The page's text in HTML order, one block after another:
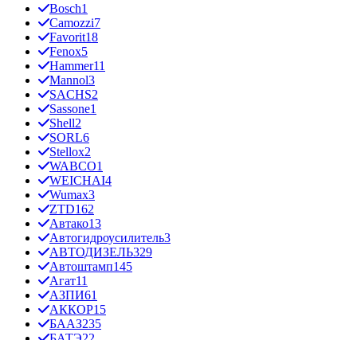
Bosch1
Camozzi7
Favorit18
Fenox5
Hammer11
Mannol3
SACHS2
Sassone1
Shell2
SORL6
Stellox2
WABCO1
WEICHAI4
Wumax3
ZTD162
Автако13
Автогидроусилитель3
АВТОДИЗЕЛЬ329
Автоштамп145
Агат11
АЗПИ61
АККОР15
БААЗ235